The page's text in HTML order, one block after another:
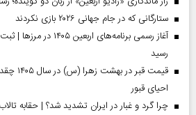
ستارگانی که در جام جهانی ۲۰۲۶ بازی نکردند
رسید
قیمت
احیای قبور
چرا گرد و غبار در ایران تشدید شد؟ | حقابه